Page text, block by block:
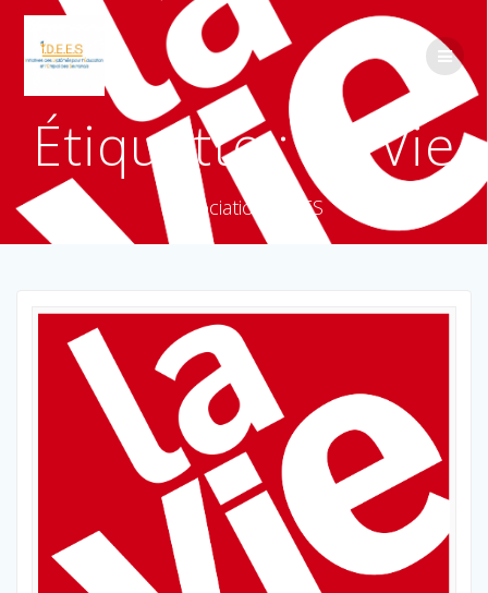
Étiquette : La Vie
Association IDEES